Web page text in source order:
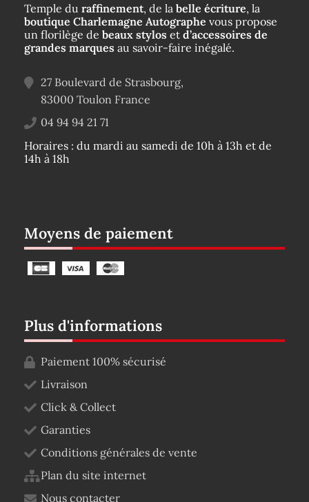
Temple du raffinement, de la belle écriture, la
boutique Charlemagne Autographe vous propose
un florilège de beaux stylos et d’accessoires de
grandes marques au savoir-faire inégalé.
27 Boulevard de Strasbourg,
83000 Toulon France
04 94 94 21 71
Horaires : du mardi au samedi de 10h à 13h et de
14h à 18h
Moyens de paiement
Plus d'informations
Paiement 100% sécurisé
Livraison
Click & Collect
Garanties
Conditions générales de vente
Plan du site internet
Nous contacter